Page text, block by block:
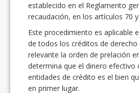
establecido en el Reglamento
recaudación, en los artículos 70
Este procedimiento es aplicable
de todos los créditos de derecho
relevante la orden de prelación
determina que el dinero efectivo
entidades de crédito es el bien
en primer lugar.